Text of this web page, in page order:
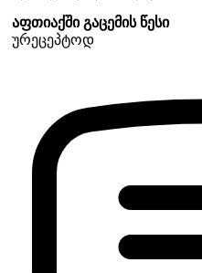
აფთიაქში გაცემის წესი
ურეცეპტოდ